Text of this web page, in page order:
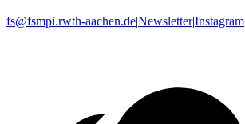
fs@fsmpi.rwth-aachen.de|Newsletter|Instagram